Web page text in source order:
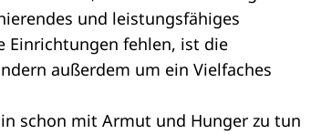
und leistungsfähiges
Einrichtungen fehlen, ist die
außerdem um ein Vielfaches
schon mit Armut und Hunger zu tun